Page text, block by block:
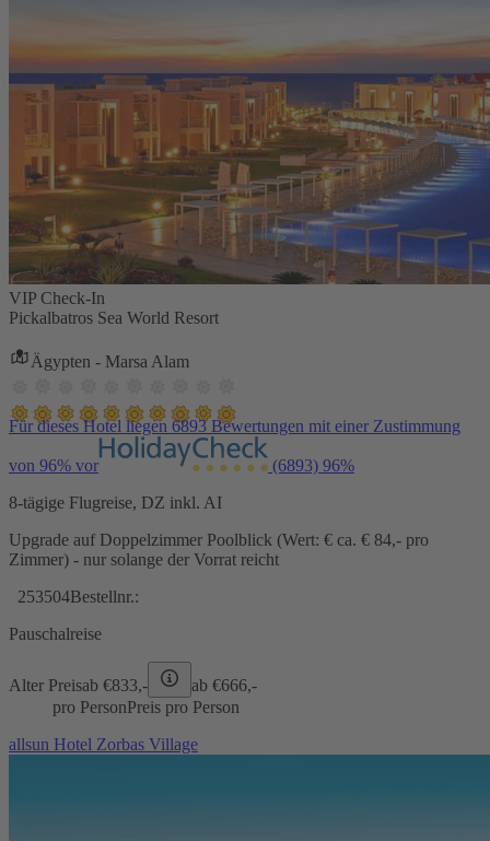
VIP Check-In
Pickalbatros Sea World Resort
Ägypten - Marsa Alam
Für dieses Hotel liegen 6893 Bewertungen mit einer Zustimmung
von 96% vor (6893) 96%
8-tägige Flugreise, DZ inkl. AI
Upgrade auf Doppelzimmer Poolblick (Wert: € ca. € 84,- pro
Zimmer) - nur solange der Vorrat reicht
253504Bestellnr.:
Pauschalreise
Alter Preisab €833,- ab €666,-
pro PersonPreis pro Person
allsun Hotel Zorbas Village